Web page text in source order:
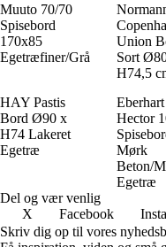
Muuto 70/70
Spisebord
170x85
Egetræfiner/Grå
Union
Sort
H74,5
HAY Pastis
Bord Ø90 x
H74 Lakeret
Egetræ
Eberhart
Hector
Mørk
Beton/
Egetræ
Del og vær venlig
X
Facebook
Skriv dig op til vores